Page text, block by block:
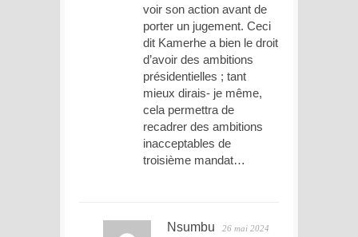
voir son action avant de
porter un jugement. Ceci
dit Kamerhe a bien le droit
d’avoir des ambitions
présidentielles ; tant
mieux dirais- je même,
cela permettra de
recadrer des ambitions
inacceptables de
troisième mandat…
Nsumbu
26 mai 2024